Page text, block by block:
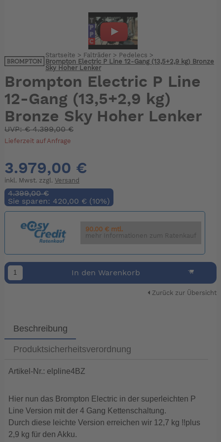
Startseite > Falträder > Pedelecs >
Brompton Electric P Line 12-Gang (13,5+2,9 kg) Bronze
Sky Hoher Lenker
Brompton Electric P Line
12-Gang (13,5+2,9 kg)
Bronze Sky Hoher Lenker
UVP:€4.399,00 €
Lieferzeit auf Anfrage
3.979,00 €
inkl. Mwst. zzgl. Versand
4.399,00 €
Sie sparen: 420,00 € (10%)
90.00 € mtl.
mehr Informationen zum Ratenkauf
In den Warenkorb
Zurück zur Übersicht
Beschreibung
Produktsicherheitsverordnung
Artikel-Nr.: elpline4BZ
Hier nun das Brompton Electric in der superleichten P
Line Version mit der 4 Gang Kettenschaltung.
Durch diese leichte Version erreichen wir 12,7 kg !!plus
2,9 kg für den Akku.